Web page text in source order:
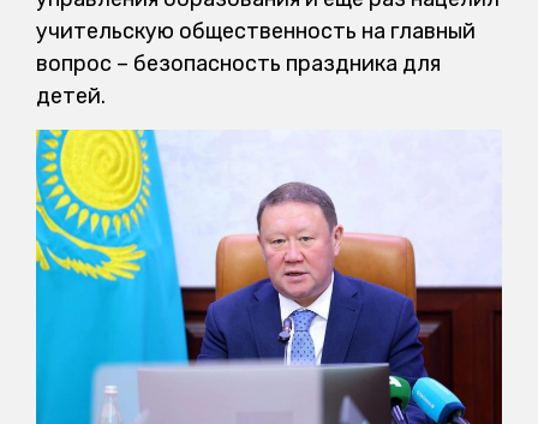
учительскую общественность на главный
вопрос – безопасность праздника для
детей.